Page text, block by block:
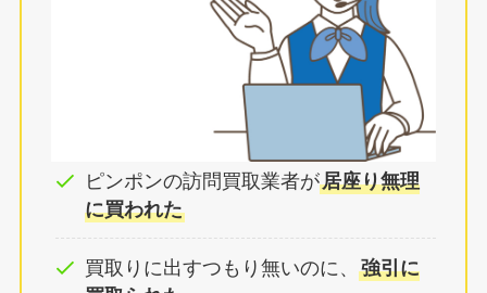
ピンポンの訪問買取業者が居座り無理
に買われた
買取りに出すつもり無いのに、強引に